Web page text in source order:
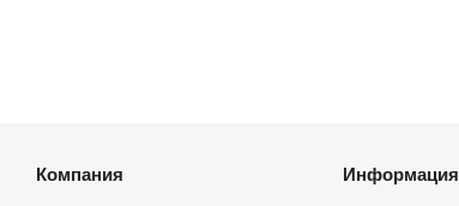
Компания Информация